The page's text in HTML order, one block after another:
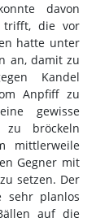
davon
trifft, die vor
hatte unter
an, damit zu
Kandel
Anpfiff zu
gewisse
zu bröckeln
mittlerweile
Gegner mit
setzen. Der
sehr planlos
auf die